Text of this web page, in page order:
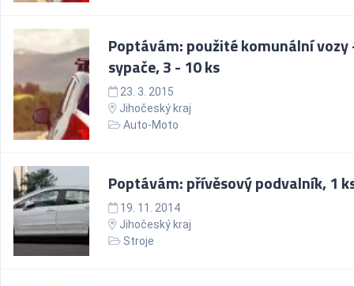
Poptávám: použité komunální vozy
sypače, 3 - 10 ks
23. 3. 2015
Jihočeský kraj
Auto-Moto
Poptávám: přívěsový podvalník, 1
19. 11. 2014
Jihočeský kraj
Stroje